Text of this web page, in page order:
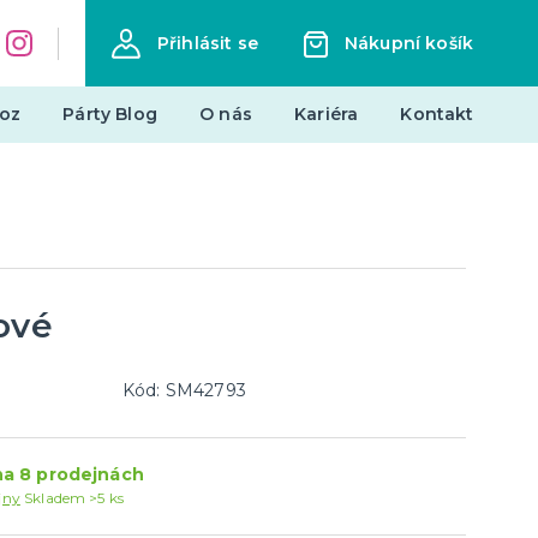
Přihlásit se Nákupní košík
Párty Blog O nás Kariéra Kontakt
Nové kostýmy a doplňky
Kód: SM42793
8 prodejnách
Skladem >5 ks